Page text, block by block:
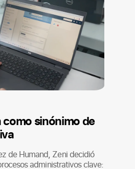
sinónimo de
de Humand, Zeni decidió
administrativos clave: